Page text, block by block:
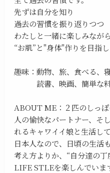
先ずは自分を知り
過去の習慣を振り返りつつ
わたしと一緒に楽しみながら
“お肌”と"身体"作りを目指し
趣味：動物、旅、食べる
読書、映画、簡単な
ABOUT ME：２匹のしっ
人の愉快なパートナー、そ
れるキャワイイ娘と生活し
日本人なので、日頃の生活
考え方よりか、“自分達の
LIFE STLEを楽しんでいま